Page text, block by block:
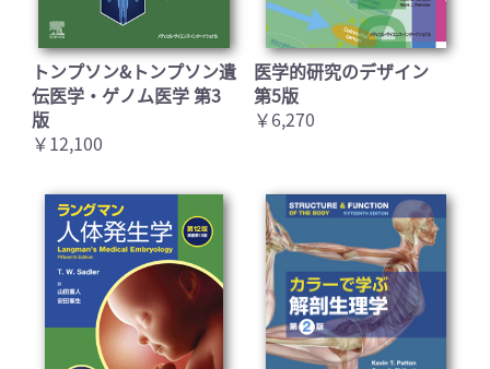
トンプソン&トンプソン遺
伝医学・ゲノム医学 第3
版
￥12,100
医学的研究のデザイン
第5版
￥6,270